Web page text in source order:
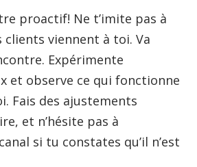
proactif! Ne t’imite pas à
viennent à toi. Va
Expérimente
et observe ce qui fonctionne
Fais des ajustements
et n’hésite pas à
si tu constates qu’il n’est